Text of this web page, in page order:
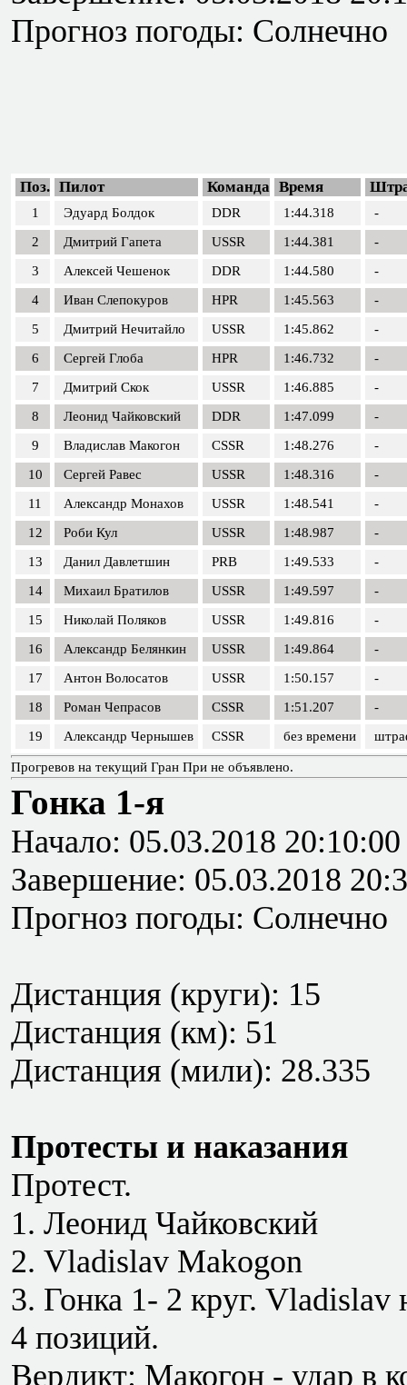
Прогноз погоды: Солнечно
Поз. Пилот Команда Время
1 Эдуард Болдок DDR 1:44.318
-
2
Дмитрий Гапета USSR 1:44.381
-
3
Алексей Чешенок DDR 1:44.580
-
4
Иван Слепокуров HPR 1:45.563
-
5
Дмитрий Нечитайло USSR 1:45.862
-
6
Сергей Глоба HPR 1:46.732
-
7
Дмитрий Скок USSR 1:46.885
-
8
Леонид Чайковский DDR 1:47.099
-
9
Владислав Макогон CSSR 1:48.276
-
10
Сергей Равес USSR 1:48.316
-
11
Александр Монахов USSR 1:48.541
-
12
Роби Кул USSR 1:48.987
-
13
Данил Давлетшин PRB 1:49.533
-
14
Михаил Братилов USSR 1:49.597
-
15
Николай Поляков USSR 1:49.816
-
16
Александр Белянкин USSR 1:49.864
-
17
Антон Волосатов USSR 1:50.157
-
18
Роман Чепрасов CSSR 1:51.207
-
19
Александр Чернышев CSSR без времени
Прогревов на текущий Гран При не объявлено.
Гонка 1-я
Начало: 05.03.2018 20:10:00
Завершение: 05.03.2018
Прогноз погоды: Солнечно
Дистанция (круги): 15
Дистанция (км): 51
Дистанция (мили): 28.335
Протесты и наказания
Протест.
1. Леонид Чайковский
2. Vladislav Makogon
3. Гонка 1- 2 круг. Vladislav
4 позиций.
Вердикт: Макогон - удар в